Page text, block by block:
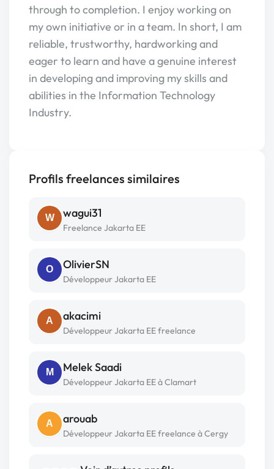
through to completion. I enjoy working on
my own initiative or in a team. In short, I am
reliable, trustworthy, hardworking and
eager to learn and have a genuine interest
in developing and improving my skills and
abilities in the Information Technology
Industry.
Profils freelances similaires
W wagui31
Freelance Jakarta EE
O OlivierSN
Développeur Jakarta EE
A akacimi
Développeur Jakarta EE freelance
M Melek Saadi
Développeur Jakarta EE à Clamart
A arouab
Développeur Jakarta EE freelance à Cergy